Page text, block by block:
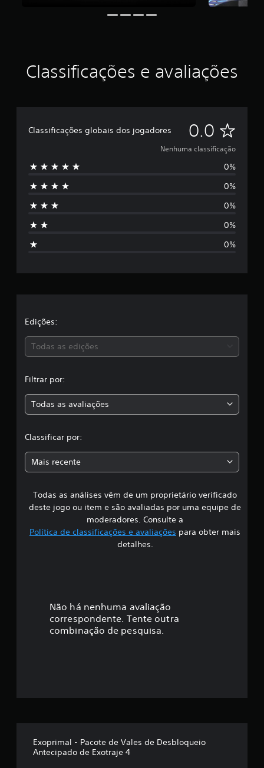
Classificações e avaliações
Classificações globais dos jogadores 0.0 N
e
n
h
m
i
f
c
a
ç
Nenhuma classificação
0%
0%
0%
0%
0%
Edições:
Todas as edições
Filtrar por:
Todas as avaliações
Classificar por:
Mais recente
Todas as análises vêm de um proprietário verificado
deste jogo ou item e são avaliadas por uma equipe de
moderadores. Consulte a
Política de classificações e avaliações para obter mais
detalhes.
Não há nenhuma avaliação
correspondente. Tente outra
combinação de pesquisa.
Exoprimal - Pacote de Vales de Desbloqueio
Antecipado de Exotraje 4